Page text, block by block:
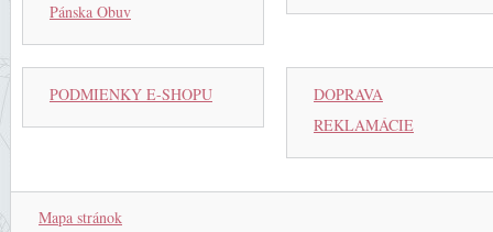
Pánska Obuv
PODMIENKY E-SHOPU
DOPRAVA
REKLAMÁCIE
Mapa stránok